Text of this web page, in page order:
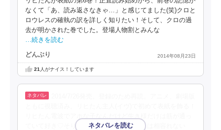
なくて「あ、読み返さなきゃ…」と感じてました(笑)クロと
ロウレスの確執の訳を詳しく知りたい！そして、クロの過
去が明かされた巻でした。登場人物割とみんな
…続きを読む
どんぶり 2014年08月23日
21 人がナイス！しています
ていて好き♡そりゃ～投げやりロウレスとは相容れない